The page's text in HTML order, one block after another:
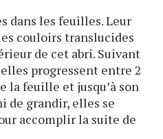
dans les feuilles. Leur
couloirs translucides
de cet abri. Suivant
progressent entre 2
la feuille et jusqu’à son
de grandir, elles se
accomplir la suite de